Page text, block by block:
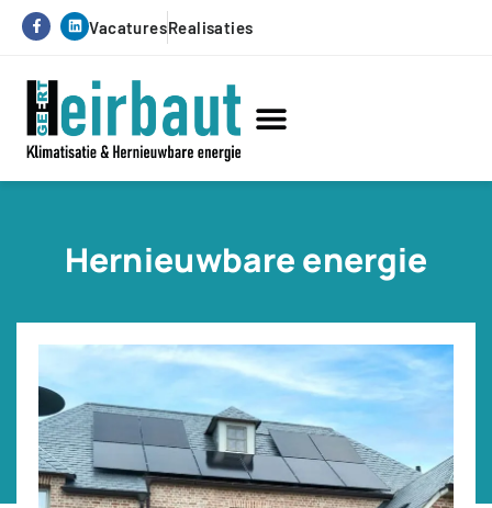
VacaturesRealisaties
Hernieuwbare energie